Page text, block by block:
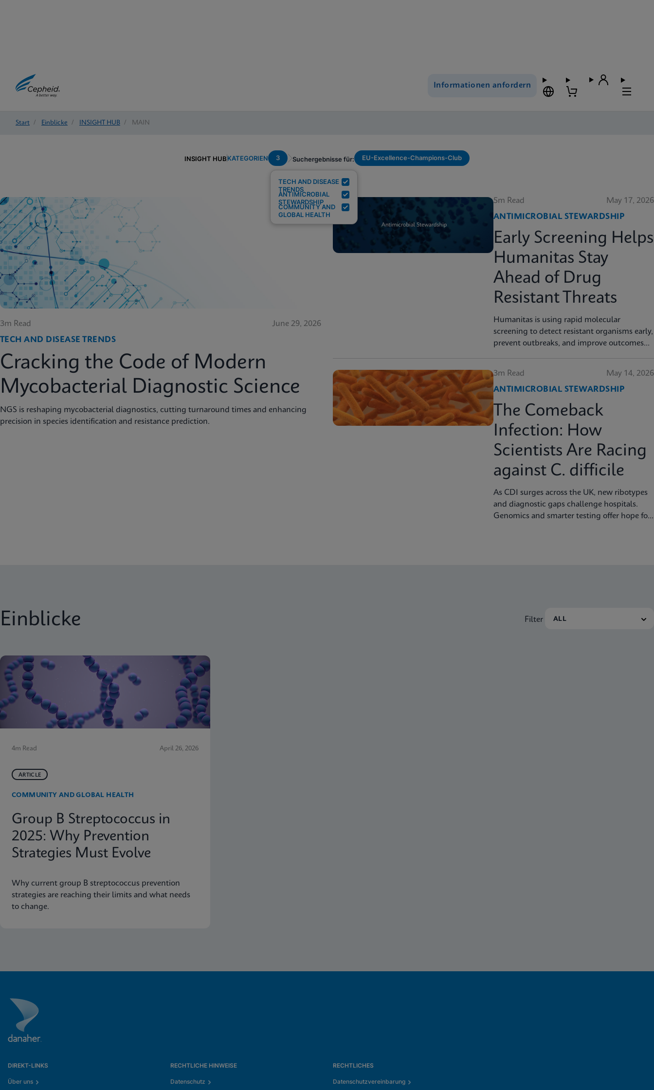
Informationen anfordern
Start / Einblicke / INSIGHT HUB / MAIN
INSIGHT HUBKATEGORIEN 3
TECH AND DISEASE
TRENDS
ANTIMICROBIAL
STEWARDSHIP
COMMUNITY AND
GLOBAL HEALTH
Suchergebnisse für: EU-Excellence-Champions-Club
3m Read
June 29, 2026
TECH AND DISEASE TRENDS
Cracking the Code of Modern
Mycobacterial Diagnostic Science
NGS is reshaping mycobacterial diagnostics, cutting turnaround times and enhancing
precision in species identification and resistance prediction.
5m Read
May 17, 2026
ANTIMICROBIAL STEWARDSHIP
Early Screening Helps
Humanitas Stay
Ahead of Drug
Resistant Threats
Humanitas is using rapid molecular
screening to detect resistant organisms early,
prevent outbreaks, and improve outcomes
3m Read
May 14, 2026
ANTIMICROBIAL STEWARDSHIP
The Comeback
Infection: How
Scientists Are Racing
against C. difficile
As CDI surges across the UK, new ribotypes
and diagnostic gaps challenge hospitals.
Genomics and smarter testing offer hope for
Einblicke Filter
4m Read April 26, 2026
ARTICLE
COMMUNITY AND GLOBAL HEALTH
Group B Streptococcus in
2025: Why Prevention
Strategies Must Evolve
Why current group B streptococcus prevention
strategies are reaching their limits and what needs
to change.
DIREKT-LINKS
Über uns
RECHTLICHE HINWEISE
Datenschutz
RECHTLICHES
Datenschutzvereinbarung